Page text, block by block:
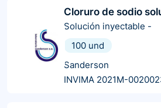
Cloruro de sodio
Solución inyectable -
100 und
Sanderson
INVIMA 2021M-